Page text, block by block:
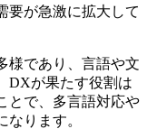
要が急激に拡大して
様であり、言語や文
DXが果たす役割は
とで、多言語対応や
なります。